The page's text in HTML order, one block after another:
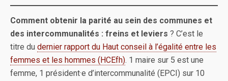
Comment obtenir la parité au sein des communes et
des intercommunalités : freins et leviers ? C’est le
titre du dernier rapport du Haut conseil à l’égalité entre les
femmes et les hommes (HCEfh). 1 maire sur 5 est une
femme, 1 président·e d’intercommunalité (EPCI) sur 10